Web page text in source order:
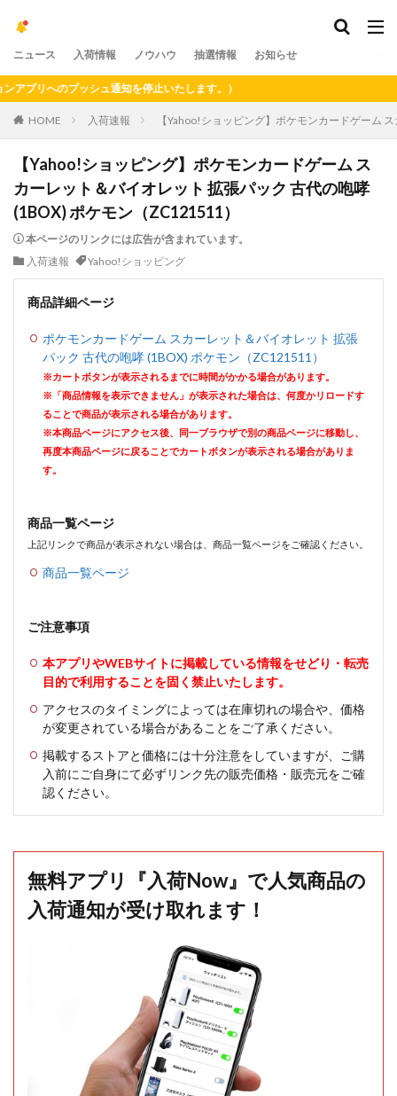
ニュース 入荷情報 ノウハウ 抽選情報 お知らせ
へのプッシュ通知を停止いたします。）
HOME 入荷速報 【Yahoo!ショッピング】ポケモンカードゲーム
【Yahoo!ショッピング】ポケモンカードゲーム ス
カーレット＆バイオレット 拡張パック 古代の咆哮
(1BOX) ポケモン（ZC121511）
本ページのリンクには広告が含まれています。
入荷速報
Yahoo!ショッピング
商品詳細ページ
ポケモンカードゲーム スカーレット＆バイオレット 拡張
パック 古代の咆哮 (1BOX) ポケモン（ZC121511）
※カートボタンが表示されるまでに時間がかかる場合があります。
※「商品情報を表示できません」が表示された場合は、何度かリロードす
ることで商品が表示される場合があります。
※本商品ページにアクセス後、同一ブラウザで別の商品ページに移動し、
再度本商品ページに戻ることでカートボタンが表示される場合がありま
す。
商品一覧ページ
上記リンクで商品が表示されない場合は、商品一覧ページをご確認ください。
商品一覧ページ
ご注意事項
本アプリやWEBサイトに掲載している情報をせどり・転売
目的で利用することを固く禁止いたします。
アクセスのタイミングによっては在庫切れの場合や、価格
が変更されている場合があることをご了承ください。
掲載するストアと価格には十分注意をしていますが、ご購
入前にご自身にて必ずリンク先の販売価格・販売元をご確
認ください。
無料アプリ『入荷Now』で人気商品の
入荷通知が受け取れます！